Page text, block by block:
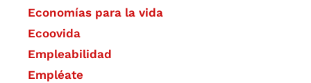
Economías para la vida
Ecoovida
Empleabilidad
Empléate